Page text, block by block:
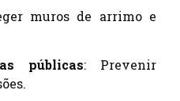
muros de arrimo e
públicas: Prevenir